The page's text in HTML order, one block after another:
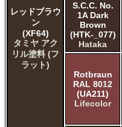
レッドブラウ
ン
(XF64)
タミヤ アク
リル塗料 (フ
ラット)
S.C.C. No.
1A Dark
Brown
(HTK-_077)
Hataka
Rotbraun
RAL 8012
(UA211)
Lifecolor